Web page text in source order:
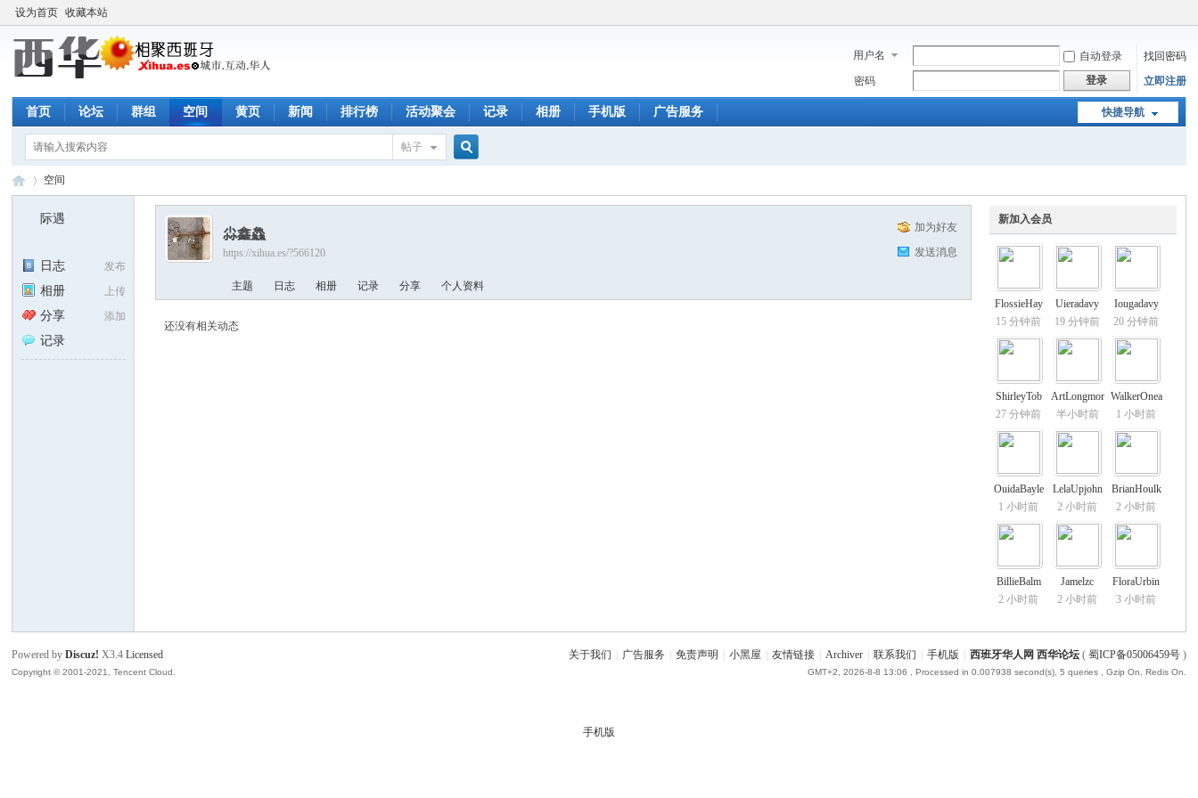
设为首页 收藏本站
用户名 自动登录
找回密码
密码
登录 立即注册
快捷导航
首页 论坛 群组 空间 黄页 新闻 排行榜 活动聚会 记录 相册 手机版 广告服务
帖子
›
空间
际遇
发布
日志
上传
相册
添加
分享
记录
新加入会员
FlossieHay
15 分钟前
Uieradavy
19 分钟前
Iougadavy
20 分钟前
ShirleyTob
27 分钟前
ArtLongmor
半小时前
WalkerOnea
1 小时前
OuidaBayle
1 小时前
LelaUpjohn
2 小时前
BrianHoulk
2 小时前
BillieBalm
2 小时前
Jamelzc
2 小时前
FloraUrbin
3 小时前
加为好友
发送消息
尛鑫鱻
https://xihua.es/?566120
主题 日志 相册 记录 分享 个人资料
还没有相关动态
关于我们 广告服务 免责声明 小黑屋 友情链接 Archiver 联系我们 手机版 西班牙华人网 西华论坛( 蜀ICP备05006459号)
GMT+2, 2026-8-8 13:06 , Processed in 0.007938 second(s), 5 queries , Gzip On, Redis On.
Powered byDiscuz! X3.4 Licensed
Copyright © 2001-2021, Tencent Cloud.
手机版